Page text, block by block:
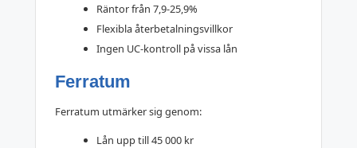
Räntor från 7,9-25,9%
Flexibla återbetalningsvillkor
Ingen UC-kontroll på vissa lån
Ferratum
Ferratum utmärker sig genom:
Lån upp till 45 000 kr